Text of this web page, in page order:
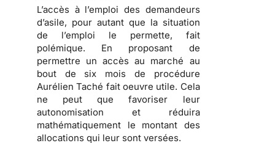
L’accès à l’emploi des demandeurs
d’asile, pour autant que la situation
de l’emploi le permette, fait
polémique. En proposant de
permettre un accès au marché au
bout de six mois de procédure
Aurélien Taché fait oeuvre utile. Cela
ne peut que favoriser leur
autonomisation et réduira
mathématiquement le montant des
allocations qui leur sont versées.